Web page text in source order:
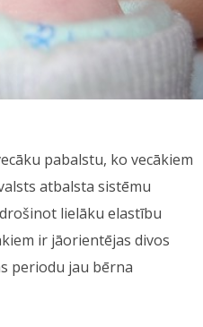
pabalstu, ko vecākiem
atbalsta sistēmu
lielāku elastību
ir jāorientējas divos
periodu jau bērna